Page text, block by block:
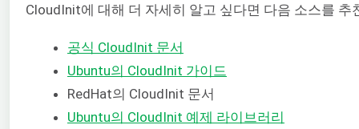
CloudInit에 대해 더 자세히 알고 싶다면 다음 소스를 추
공식 CloudInit 문서
Ubuntu의 CloudInit 가이드
RedHat의 CloudInit 문서
Ubuntu의 CloudInit 예제 라이브러리